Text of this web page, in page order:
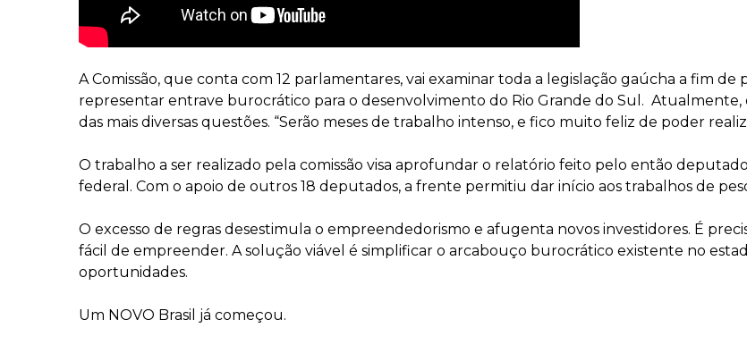
A Comissão, que conta com 12 parlamentares, vai examinar toda a legislação gaúcha a fim
representar entrave burocrático para o desenvolvimento do Rio Grande do Sul. Atualmente,
das mais diversas questões. “Serão meses de trabalho intenso, e fico muito feliz de poder
O trabalho a ser realizado pela comissão visa aprofundar o relatório feito pelo então
federal. Com o apoio de outros 18 deputados, a frente permitiu dar início aos trabalhos de
O excesso de regras desestimula o empreendedorismo e afugenta novos investidores. É
fácil de empreender. A solução viável é simplificar o arcabouço burocrático existente no
oportunidades.
Um NOVO Brasil já começou.